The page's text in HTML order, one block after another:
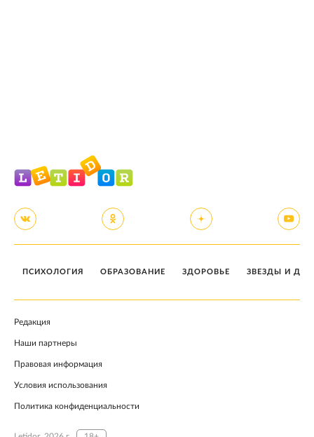
ПСИХОЛОГИЯ ОБРАЗОВАНИЕ ЗДОРОВЬЕ ЗВЕЗДЫ И
Редакция
Наши партнеры
Правовая информация
Условия использования
Политика конфиденциальности